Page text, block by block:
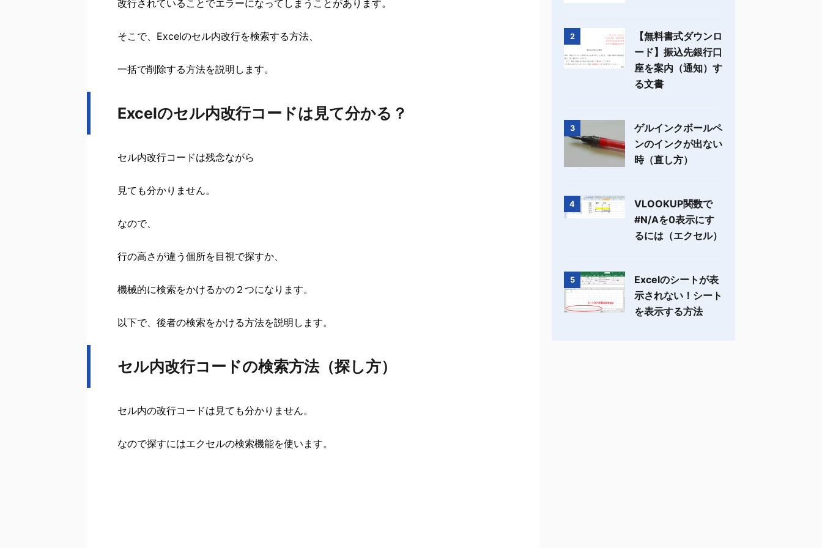
改行されていることでエラーになってしまうことがあります。
そこで、Excelのセル内改行を検索する方法、
一括で削除する方法を説明します。
Excelのセル内改行コードは見て分かる？
セル内改行コードは残念ながら
見ても分かりません。
なので、
行の高さが違う個所を目視で探すか、
機械的に検索をかけるかの２つになります。
以下で、後者の検索をかける方法を説明します。
セル内改行コードの検索方法（探し方）
セル内の改行コードは見ても分かりません。
なので探すにはエクセルの検索機能を使います。
2
【無料書式ダウンロ
ード】振込先銀行口
座を案内（通知）す
る文書
3
ゲルインクボールペ
ンのインクが出ない
時（直し方）
4
VLOOKUP関数で
#N/Aを0表示にす
るには（エクセル）
5
Excelのシートが表
示されない！シート
を表示する方法